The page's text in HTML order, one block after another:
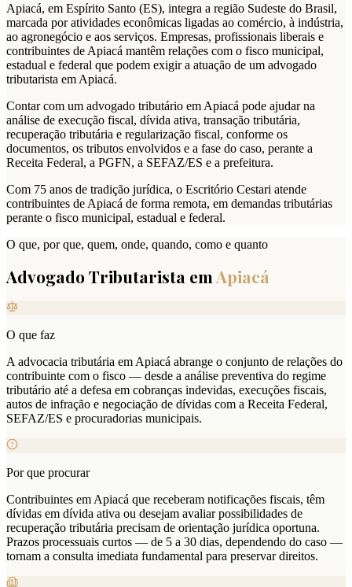
Apiacá, em Espírito Santo (ES), integra a região Sudeste do Brasil,
marcada por atividades econômicas ligadas ao comércio, à indústria,
ao agronegócio e aos serviços. Empresas, profissionais liberais e
contribuintes de Apiacá mantêm relações com o fisco municipal,
estadual e federal que podem exigir a atuação de um advogado
tributarista em Apiacá.
Contar com um advogado tributário em Apiacá pode ajudar na
análise de execução fiscal, dívida ativa, transação tributária,
recuperação tributária e regularização fiscal, conforme os
documentos, os tributos envolvidos e a fase do caso, perante a
Receita Federal, a PGFN, a SEFAZ/ES e a prefeitura.
Com 75 anos de tradição jurídica, o Escritório Cestari atende
contribuintes de Apiacá de forma remota, em demandas tributárias
perante o fisco municipal, estadual e federal.
O que, por que, quem, onde, quando, como e quanto
Advogado Tributarista em Apiacá
O que faz
A advocacia tributária em Apiacá abrange o conjunto de relações do
contribuinte com o fisco — desde a análise preventiva do regime
tributário até a defesa em cobranças indevidas, execuções fiscais,
autos de infração e negociação de dívidas com a Receita Federal,
SEFAZ/ES e procuradorias municipais.
Por que procurar
Contribuintes em Apiacá que receberam notificações fiscais, têm
dívidas em dívida ativa ou desejam avaliar possibilidades de
recuperação tributária precisam de orientação jurídica oportuna.
Prazos processuais curtos — de 5 a 30 dias, dependendo do caso —
tornam a consulta imediata fundamental para preservar direitos.